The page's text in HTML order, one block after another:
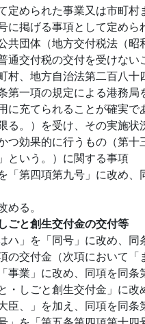
定められた事業又は市町
に掲げる事項として定め
共団体（地方交付税法（
通交付税の交付を受けな
村、地方自治法第二百八
第一項の規定による港務
に充てられることが確実
る。）を受け、その実施
つ効果的に行うもの（第十
という。）に関する事項
第四項第九号」に改め、
る。
と創生交付金の交付等
ハ」を「同号」に改め、同
の交付金（次項において「
事業」に改め、同項を同
・しごと創生交付金」に
、」を加え、同項を同条